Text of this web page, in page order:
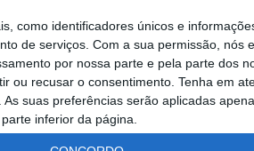
como identificadores únicos e
de serviços. Com a sua permissão, nós
por nossa parte e pela parte dos
ou recusar o consentimento. Tenha em
suas preferências serão aplicadas
inferior da página.